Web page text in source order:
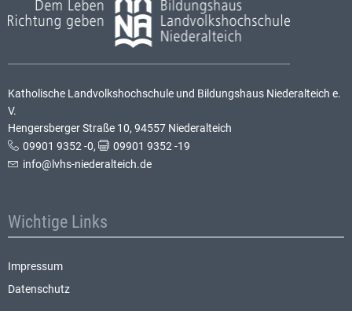
Katholische Landvolkshochschule und Bildungshaus Niederalteich e.
V.
Hengersberger Straße 10, 94557 Niederalteich
09901 9352 -0,
09901 9352 -19
info@lvhs-niederalteich.de
Wichtige Links
Impressum
Datenschutz